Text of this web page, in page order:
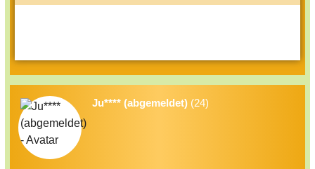
Ju**** (abgemeldet) (24)